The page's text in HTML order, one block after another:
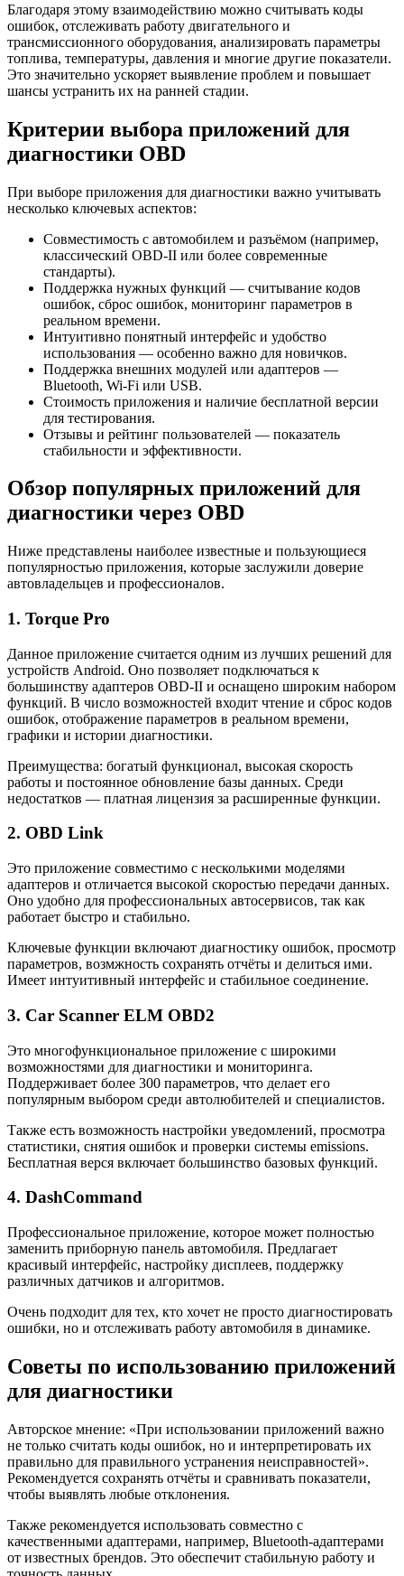
Благодаря этому взаимодействию можно считывать коды
ошибок, отслеживать работу двигательного и
трансмиссионного оборудования, анализировать параметры
топлива, температуры, давления и многие другие показатели.
Это значительно ускоряет выявление проблем и повышает
шансы устранить их на ранней стадии.
Критерии выбора приложений для
диагностики OBD
При выборе приложения для диагностики важно учитывать
несколько ключевых аспектов:
Совместимость с автомобилем и разъёмом (например,
классический OBD-II или более современные
стандарты).
Поддержка нужных функций — считывание кодов
ошибок, сброс ошибок, мониторинг параметров в
реальном времени.
Интуитивно понятный интерфейс и удобство
использования — особенно важно для новичков.
Поддержка внешних модулей или адаптеров —
Bluetooth, Wi-Fi или USB.
Стоимость приложения и наличие бесплатной версии
для тестирования.
Отзывы и рейтинг пользователей — показатель
стабильности и эффективности.
Обзор популярных приложений для
диагностики через OBD
Ниже представлены наиболее известные и пользующиеся
популярностью приложения, которые заслужили доверие
автовладельцев и профессионалов.
1. Torque Pro
Данное приложение считается одним из лучших решений для
устройств Android. Оно позволяет подключаться к
большинству адаптеров OBD-II и оснащено широким набором
функций. В число возможностей входит чтение и сброс кодов
ошибок, отображение параметров в реальном времени,
графики и истории диагностики.
Преимущества: богатый функционал, высокая скорость
работы и постоянное обновление базы данных. Среди
недостатков — платная лицензия за расширенные функции.
2. OBD Link
Это приложение совместимо с несколькими моделями
адаптеров и отличается высокой скоростью передачи данных.
Оно удобно для профессиональных автосервисов, так как
работает быстро и стабильно.
Ключевые функции включают диагностику ошибок, просмотр
параметров, возмжность сохранять отчёты и делиться ими.
Имеет интуитивный интерфейс и стабильное соединение.
3. Car Scanner ELM OBD2
Это многофункциональное приложение с широкими
возможностями для диагностики и мониторинга.
Поддерживает более 300 параметров, что делает его
популярным выбором среди автолюбителей и специалистов.
Также есть возможность настройки уведомлений, просмотра
статистики, снятия ошибок и проверки системы emissions.
Бесплатная верся включает большинство базовых функций.
4. DashCommand
Профессиональное приложение, которое может полностью
заменить приборную панель автомобиля. Предлагает
красивый интерфейс, настройку дисплеев, поддержку
различных датчиков и алгоритмов.
Очень подходит для тех, кто хочет не просто диагностировать
ошибки, но и отслеживать работу автомобиля в динамике.
Советы по использованию приложений
для диагностики
Авторское мнение: «При использовании приложений важно
не только считать коды ошибок, но и интерпретировать их
правильно для правильного устранения неисправностей».
Рекомендуется сохранять отчёты и сравнивать показатели,
чтобы выявлять любые отклонения.
Также рекомендуется использовать совместно с
качественными адаптерами, например, Bluetooth-адаптерами
от известных брендов. Это обеспечит стабильную работу и